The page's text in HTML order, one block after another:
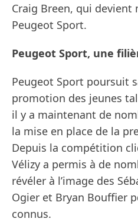
Craig Breen, qui
Peugeot Sport.
Peugeot Sport, une
Peugeot Sport poursuit
promotion des jeunes
il y a maintenant de
la mise en place de la
Depuis la compétition
Vélizy a permis à de
révéler à l’image des
Ogier et Bryan Bouffier
connus.